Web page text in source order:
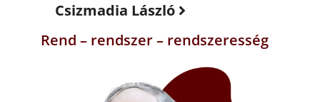
Csizmadia László
Rend – rendszer – rendszeresség